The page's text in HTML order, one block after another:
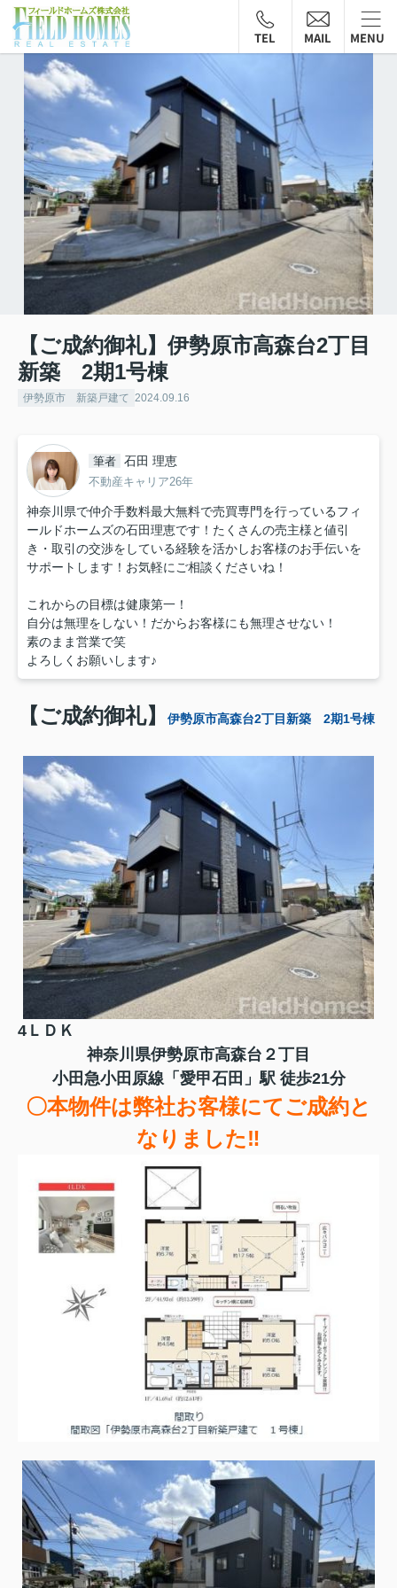
TEL MAIL MENU
【ご成約御礼】伊勢原市高森台2丁目
新築 2期1号棟
伊勢原市 新築戸建て 2024.09.16
筆者 石田 理恵
不動産キャリア26年
神奈川県で仲介手数料最大無料で売買専門を行っているフィ
ールドホームズの石田理恵です！たくさんの売主様と値引
き・取引の交渉をしている経験を活かしお客様のお手伝いを
サポートします！お気軽にご相談くださいね！
これからの目標は健康第一！
自分は無理をしない！だからお客様にも無理させない！
素のまま営業で笑
よろしくお願いします♪
【ご成約御礼】 伊勢原市高森台2丁目新築 2期1号棟
4ＬＤＫ
神奈川県伊勢原市高森台２丁目
小田急小田原線「愛甲石田」駅 徒歩21分
〇本物件は弊社お客様にてご成約と
なりました‼